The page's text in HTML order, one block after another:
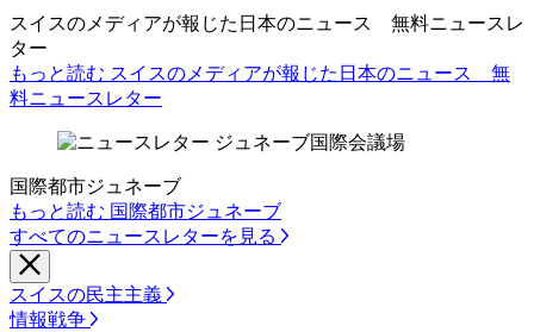
スイスのメディアが報じた日本のニュース 無料ニュースレ
ター
もっと読む スイスのメディアが報じた日本のニュース 無
料ニュースレター
国際都市ジュネーブ
もっと読む 国際都市ジュネーブ
すべてのニュースレターを見る
スイスの民主主義
情報戦争